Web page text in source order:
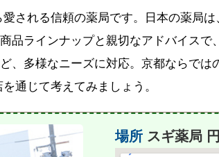
される信頼の薬局です。日本の薬局
品ラインナップと親切なアドバイス
、多様なニーズに対応。京都ならで
通じて考えてみましょう。
場所スギ薬局